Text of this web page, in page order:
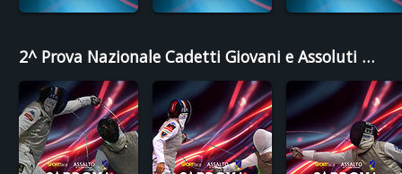
2^ Prova Nazionale Cadetti Giovani e Assoluti di Fioretto - Brescia 2026